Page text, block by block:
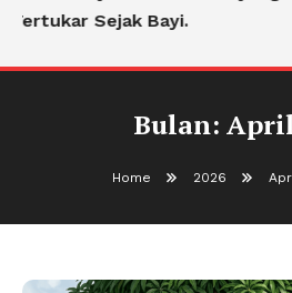
Tertukar Sejak Bayi.
Bulan:
Home 2026